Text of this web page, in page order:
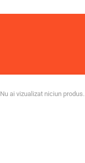
Nu ai vizualizat niciun produs.